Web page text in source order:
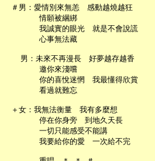
＃男：愛情別來無恙　感動越燒越狂
       情願被綑綁
       我誠實的眼光　就是不會說謊
       心事無法藏
   男：未來不再漫長　好夢越存越香
       邀你來淺嚐
       你的喜悅迷惘　我最懂得欣賞
       看過就難忘
＋女：我無法衡量　我有多麼想
       停在你身旁　到地久天長
       一切只能感受不能講
       我要給你的愛　一次給不完